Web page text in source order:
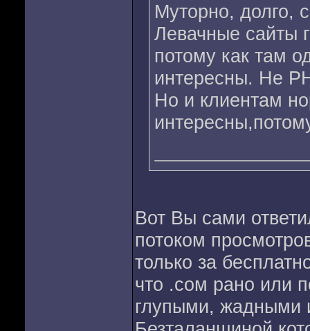
Муторно, долго,
Левачные сайты
потому как там
интересны. Не
Но и клиентам
Вот Вы сами
потоком
только за
что .сом рано или
глупыми, жадными